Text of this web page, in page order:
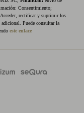
Consentimiento;
Acceder, rectificar y suprimir los
Puede consultar la
este enlace